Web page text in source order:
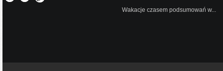
Wakacje czasem podsumowań w...